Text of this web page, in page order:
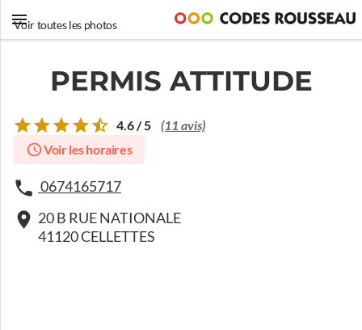
Voir toutes les photos
PERMIS ATTITUDE
4.6 / 5 (11 avis)
Voir les horaires
0674165717
20 B RUE NATIONALE
41120 CELLETTES